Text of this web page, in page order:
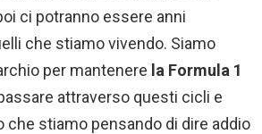
ci potranno essere anni
che stiamo vivendo. Siamo
per mantenere la Formula 1
attraverso questi cicli e
stiamo pensando di dire addio